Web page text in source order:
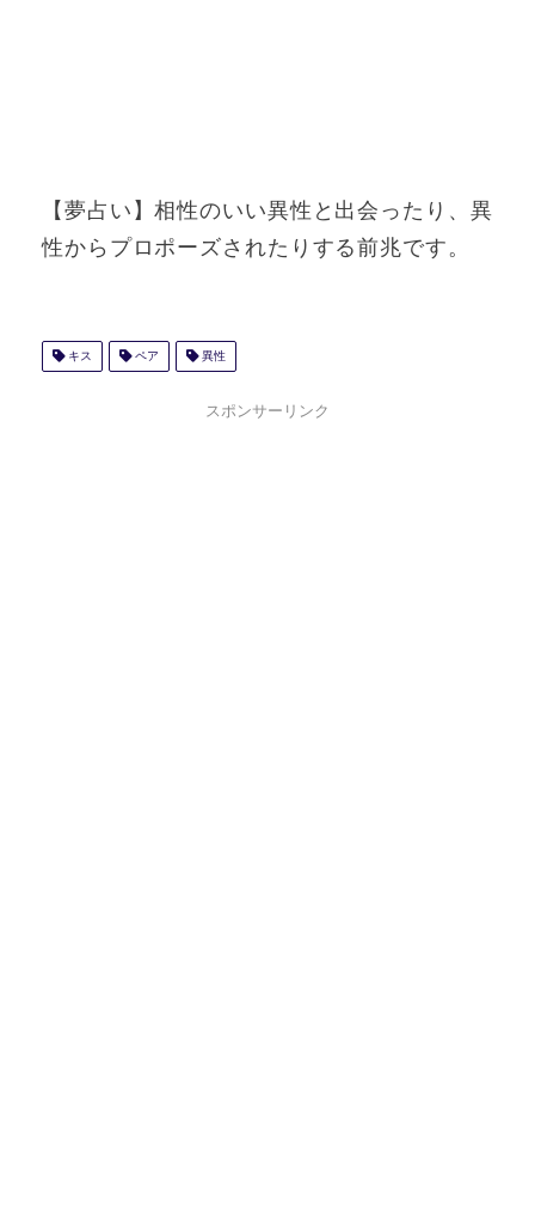
【夢占い】相性のいい異性と出会ったり、異
性からプロポーズされたりする前兆です。
キス ペア 異性
スポンサーリンク